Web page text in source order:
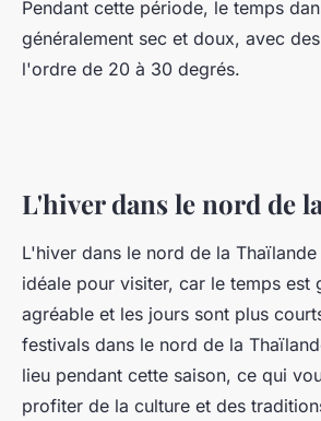
Pendant cette période, le temps
généralement sec et doux, avec
l'ordre de 20 à 30 degrés.
L'hiver dans le nord de
L'hiver dans le nord de la
idéale pour visiter, car le temps est
agréable et les jours sont plus
festivals dans le nord de la
lieu pendant cette saison, ce qui
profiter de la culture et des